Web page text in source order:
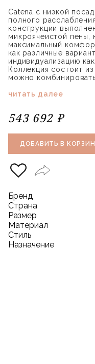
Catena с низкой
полного
конструкции
микроячеистой пены,
максимальный
как различные
индивидуализацию
Коллекция состоит
можно
читать далее
543 692 ₽
ДОБАВИТЬ В
Бренд
Страна
Размер
Материал
Стиль
Назначение